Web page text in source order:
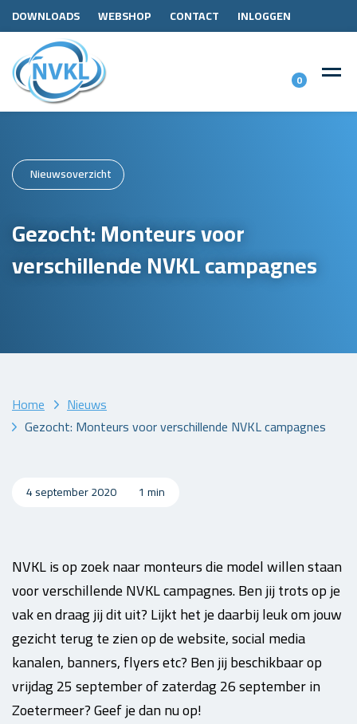
DOWNLOADS WEBSHOP CONTACT INLOGGEN
0
Nieuwsoverzicht
Gezocht: Monteurs voor
verschillende NVKL campagnes
Home
Nieuws
Gezocht: Monteurs voor verschillende NVKL campagnes
4 september 2020 1 min
NVKL is op zoek naar monteurs die model willen staan
voor verschillende NVKL campagnes. Ben jij trots op je
vak en draag jij dit uit? Lijkt het je daarbij leuk om jouw
gezicht terug te zien op de website, social media
kanalen, banners, flyers etc? Ben jij beschikbaar op
vrijdag 25 september of zaterdag 26 september in
Zoetermeer? Geef je dan nu op!